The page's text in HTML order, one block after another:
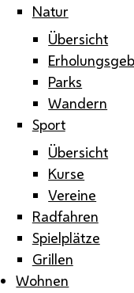
Natur
Übersicht
Parks
Wandern
Sport
Übersicht
Kurse
Vereine
Radfahren
Spielplätze
Grillen
Wohnen